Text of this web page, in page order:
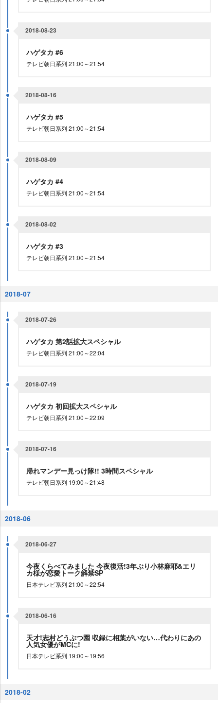
2018-08-23
ハゲタカ #6
テレビ朝日系列 21:00～21:54
2018-08-16
ハゲタカ #5
テレビ朝日系列 21:00～21:54
2018-08-09
ハゲタカ #4
テレビ朝日系列 21:00～21:54
2018-08-02
ハゲタカ #3
テレビ朝日系列 21:00～21:54
2018-07
2018-07-26
ハゲタカ 第2話拡大スペシャル
テレビ朝日系列 21:00～22:04
2018-07-19
ハゲタカ 初回拡大スペシャル
テレビ朝日系列 21:00～22:09
2018-07-16
帰れマンデー見っけ隊!! 3時間スペシャル
テレビ朝日系列 19:00～21:48
2018-06
2018-06-27
今夜くらべてみました 今夜復活!3年ぶり小林麻耶&エリ
カ様が恋愛トーク解禁SP
日本テレビ系列 21:00～22:54
2018-06-16
天才!志村どうぶつ園 収録に相葉がいない…代わりにあの
人気女優がMCに!
日本テレビ系列 19:00～19:56
2018-02